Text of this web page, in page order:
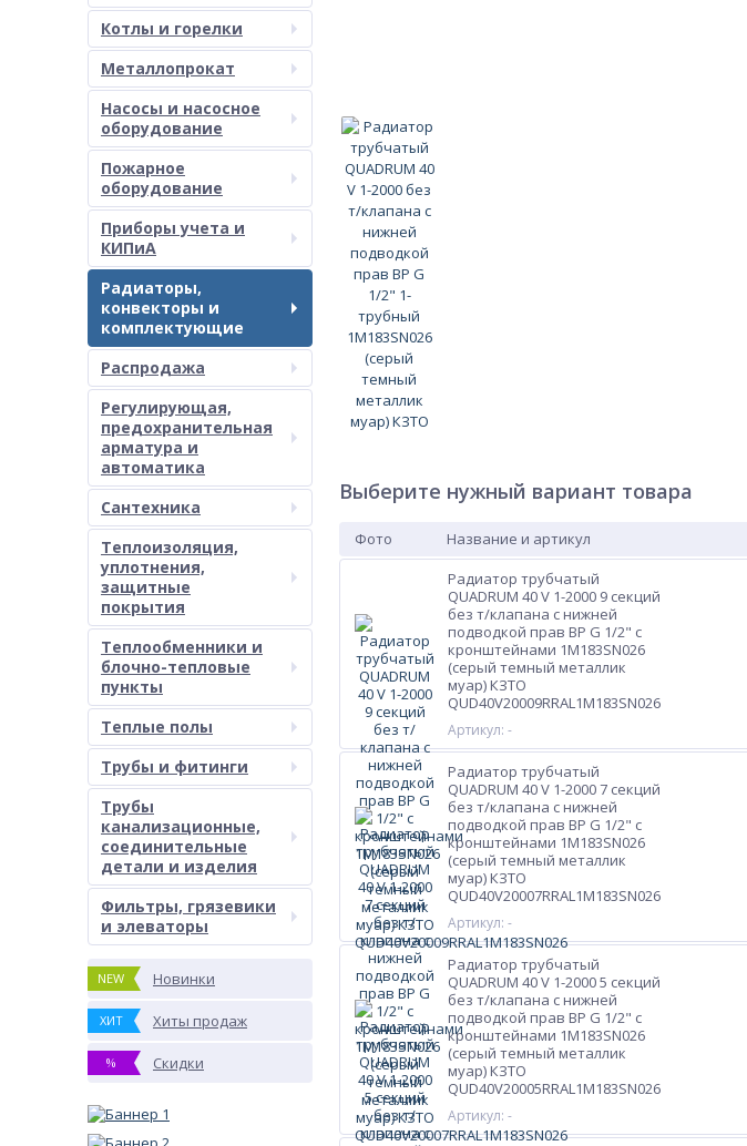
Котлы и горелки
Металлопрокат
Насосы и насосное
оборудование
Пожарное
оборудование
Приборы учета и
КИПиА
Радиаторы,
конвекторы и
комплектующие
Распродажа
Регулирующая,
предохранительная
арматура и
автоматика
Сантехника
Теплоизоляция,
уплотнения,
защитные
покрытия
Теплообменники и
блочно-тепловые
пункты
Теплые полы
Трубы и фитинги
Трубы
канализационные,
соединительные
детали и изделия
Фильтры, грязевики
и элеваторы
NEW Новинки
ХИТ Хиты продаж
% Скидки
Выберите нужный вариант товара
Фото Название и артикул
Радиатор трубчатый
QUADRUM 40 V 1-2000 9 секций
без т/клапана с нижней
подводкой прав ВР G 1/2" с
кронштейнами 1M183SN026
(серый темный металлик
муар) КЗТО
QUD40V20009RRAL1M183SN026
Артикул: -
Радиатор трубчатый
QUADRUM 40 V 1-2000 7 секций
без т/клапана с нижней
подводкой прав ВР G 1/2" с
кронштейнами 1M183SN026
(серый темный металлик
муар) КЗТО
QUD40V20007RRAL1M183SN026
Артикул: -
Радиатор трубчатый
QUADRUM 40 V 1-2000 5 секций
без т/клапана с нижней
подводкой прав ВР G 1/2" с
кронштейнами 1M183SN026
(серый темный металлик
муар) КЗТО
QUD40V20005RRAL1M183SN026
Артикул: -